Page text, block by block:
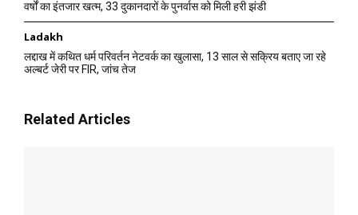
वर्षों का इंतजार खत्म, 33 दुकानदारों के पुनर्वास को मिली हरी झंडी
Ladakh
लद्दाख में कथित धर्म परिवर्तन नेटवर्क का खुलासा, 13 साल से सक्रिय बताए जा रहे
अल्बर्ट जेरी पर FIR, जांच तेज
Related Articles